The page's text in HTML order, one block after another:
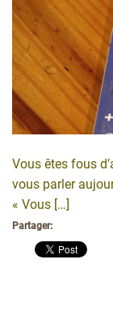
Vous êtes fous
vous parler
« Vous […]
Partager: